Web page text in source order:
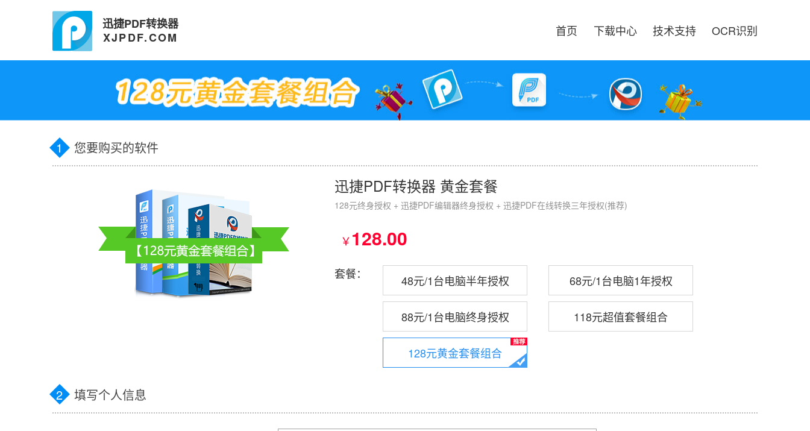
迅捷PDF转换器
XJPDF.COM
首页 下载中心 技术支持 OCR识别
1 您要购买的软件
迅捷PDF转换器 黄金套餐
128元终身授权 + 迅捷PDF编辑器终身授权 + 迅捷PDF在线转换三年授权(推荐)
￥128.00
套餐： 48元/1台电脑半年授权 68元/1台电脑1年授权
88元/1台电脑终身授权 118元超值套餐组合
128元黄金套餐组合
2 填写个人信息